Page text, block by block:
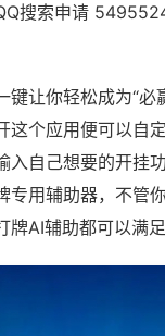
搜索申请
键让你轻松成为“必
这个应用便可以自
入自己想要的开挂
专用辅助器，不管
牌AI辅助都可以满足